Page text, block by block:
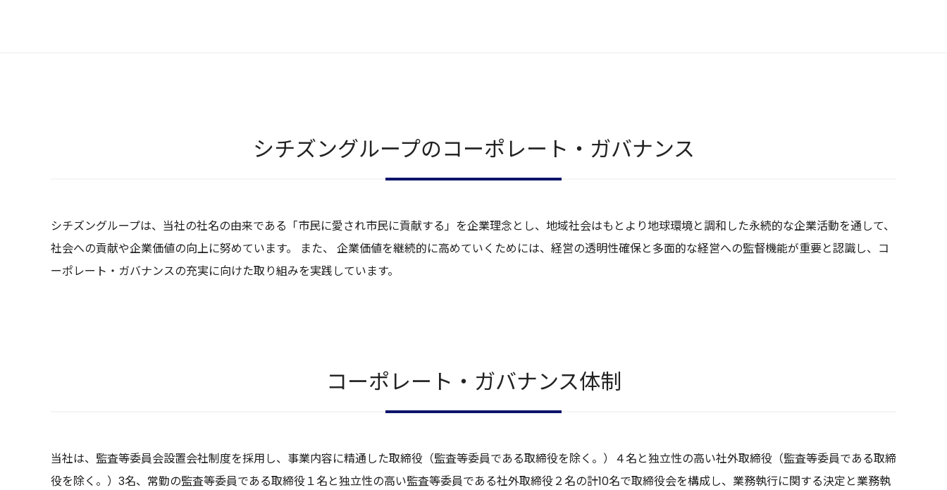
シチズングループのコーポレート・ ガバナンス
シチズングループは、当社の社名の由来である「市民に愛され市民に貢献する」を企業理念とし、地域社会はもとより地球環境と調和した永続的な企業活動を通して、
社会への貢献や企業価値の向上に努めています。 また、 企業価値を継続的に高めていくためには、経営の透明性確保と多面的な経営への監督機能が重要と認識し、コ
ーポレート・ガバナンスの充実に向けた取り組みを実践しています。
コーポレート・ ガバナンス体制
当社は、監査等委員会設置会社制度を採用し、事業内容に精通した取締役（監査等委員である取締役を除く。）４名と独立性の高い社外取締役（監査等委員である取締
役を除く。）3名、常勤の監査等委員である取締役１名と独立性の高い監査等委員である社外取締役２名の計10名で取締役会を構成し、業務執行に関する決定と業務執